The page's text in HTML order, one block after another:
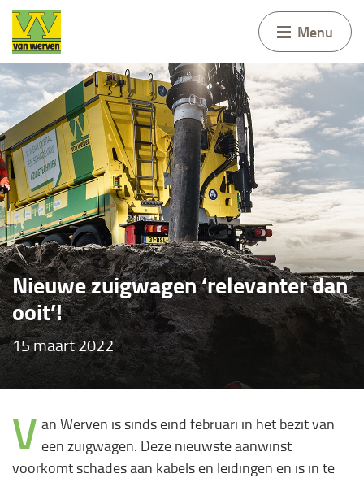
Menu
​Nieuwe zuigwagen ‘relevanter dan
ooit’!
15 maart 2022
V an Werven is sinds eind februari in het bezit van
een zuigwagen. Deze nieuwste aanwinst
voorkomt schades aan kabels en leidingen en is in te